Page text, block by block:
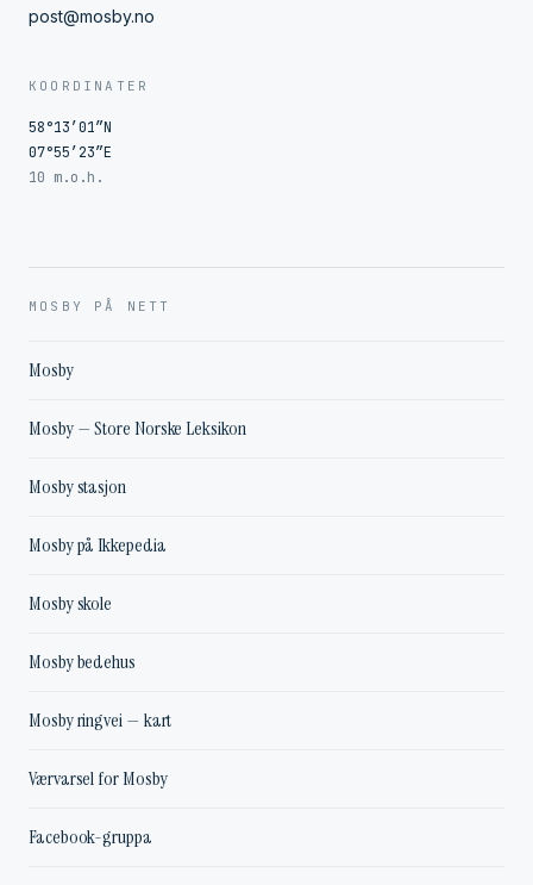
post@mosby.no
KOORDINATER
58°13′01″N
07°55′23″E
10 m.o.h.
MOSBY PÅ NETT
Mosby
Mosby — Store Norske Leksikon
Mosby stasjon
Mosby på Ikkepedia
Mosby skole
Mosby bedehus
Mosby ringvei — kart
Værvarsel for Mosby
Facebook-gruppa